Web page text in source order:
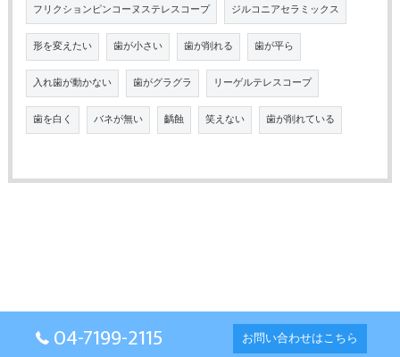
フリクションピンコーヌステレスコープ ジルコニアセラミックス
形を変えたい 歯が小さい 歯が削れる 歯が平ら
入れ歯が動かない 歯がグラグラ リーゲルテレスコープ
歯を白く バネが無い 齲蝕 笑えない 歯が削れている
04-7199-2115 お問い合わせはこちら